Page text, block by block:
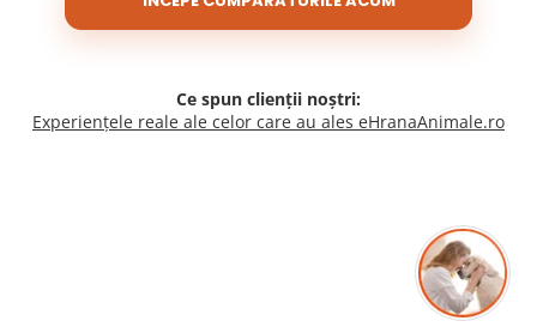
Ce spun clienții noștri:
Experiențele reale ale celor care au ales eHranaAnimale.ro